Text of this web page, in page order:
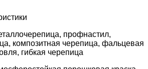
профнастил,
композитная черепица, фальцевая
гибкая черепица